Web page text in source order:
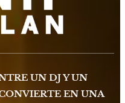
UN DJ Y UN
EN UNA